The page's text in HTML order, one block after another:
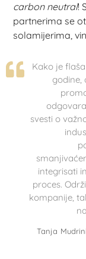
carbon neutral!
partnerima se
solamijerima,
Kako je
godine,
svesti o
integrisati
proces.
kompanije,
Tanja